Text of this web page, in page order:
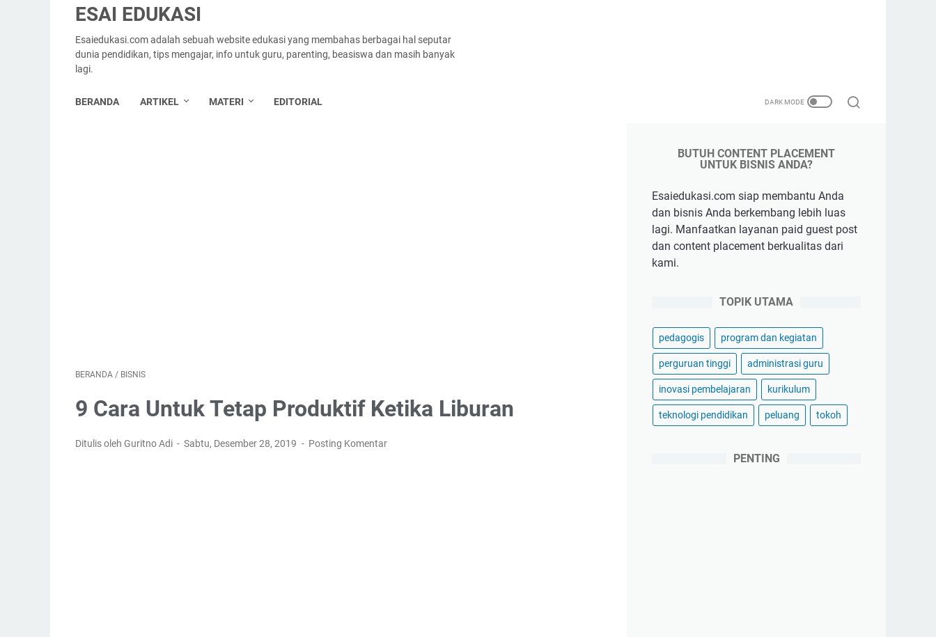
ESAI EDUKASI
Esaiedukasi.com adalah sebuah website edukasi yang membahas berbagai hal seputar
dunia pendidikan, tips mengajar, info untuk guru, parenting, beasiswa dan masih banyak
lagi.
BERANDA ARTIKEL MATERI EDITORIAL
BERANDA / BISNIS
9 Cara Untuk Tetap Produktif Ketika Liburan
Ditulis oleh Guritno Adi Sabtu, Desember 28, 2019 Posting Komentar
BUTUH CONTENT PLACEMENT
UNTUK BISNIS ANDA?
Esaiedukasi.com siap membantu Anda
dan bisnis Anda berkembang lebih luas
lagi. Manfaatkan layanan paid guest post
dan content placement berkualitas dari
kami.
TOPIK UTAMA
pedagogis program dan kegiatan
perguruan tinggi administrasi guru
inovasi pembelajaran kurikulum
teknologi pendidikan peluang tokoh
PENTING